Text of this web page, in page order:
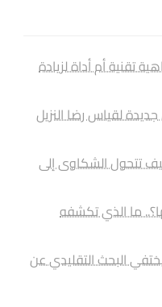
تقنية أم أداة لزيادة
لقياس رضا النزيل
تتحول الشكاوى إلى
ما الذي تكشفه
البحث التقليدي عن